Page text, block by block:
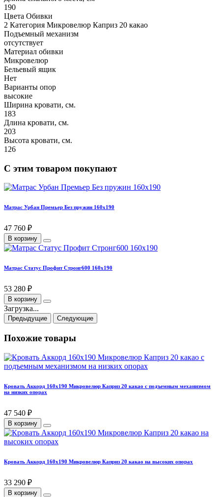
190
Цвета Обивки
2 Категория Микровелюр Каприз 20 какао
Подъемный механизм
отсутствует
Материал обивки
Микровелюр
Бельевый ящик
Нет
Варианты опор
высокие
Ширина кровати, см.
183
Длина кровати, см.
203
Высота кровати, см.
126
С этим товаром покупают
Матрас Урбан Премьер Без пружин 160х190
47 760 ₽
В корзину
Матрас Статус Профит Стронг600 160х190
53 280 ₽
В корзину
Загрузка...
Предыдущие Следующие
Похожие товары
Кровать Аккорд 160х190 Микровелюр Каприз 20 какао с подъемным механизмом
на низких опорах
47 540 ₽
В корзину
Кровать Аккорд 160х190 Микровелюр Каприз 20 какао на высоких опорах
33 290 ₽
В корзину